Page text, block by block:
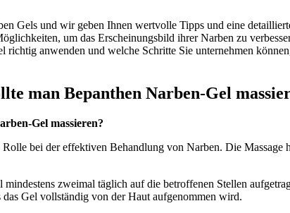
Gels und wir geben Ihnen wertvolle Tipps und eine
um das Erscheinungsbild ihrer Narben zu
anwenden und welche Schritte Sie unternehmen
man Bepanthen Narben-Gel
Gel massieren?
bei der effektiven Behandlung von Narben. Die
zweimal täglich auf die betroffenen Stellen
Gel vollständig von der Haut aufgenommen wird.